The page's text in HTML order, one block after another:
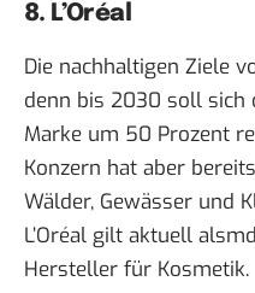
8. L’Oréal
Die nachhaltigen Ziele
denn bis 2030 soll sich
Marke um 50 Prozent
Konzern hat aber
Wälder, Gewässer und
L’Oréal gilt aktuell
Hersteller für Kosmetik.